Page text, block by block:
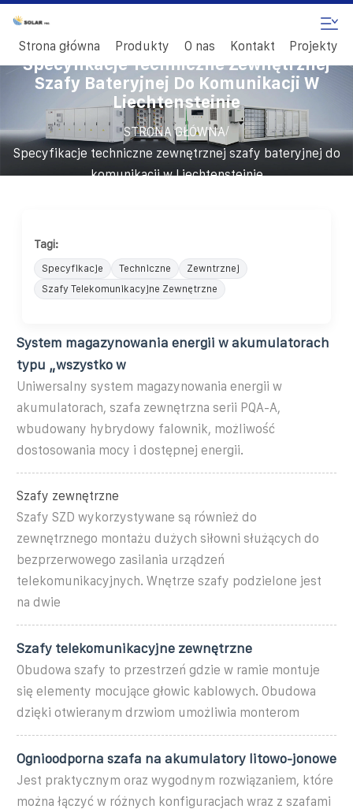
Strona główna Produkty O nas Kontakt Projekty
Specyfikacje Techniczne Zewnętrznej
Szafy Bateryjnej Do Komunikacji W
Liechtensteinie
STRONA GŁÓWNA/
Specyfikacje techniczne zewnętrznej szafy bateryjnej do
komunikacji w Liechtensteinie
Tagi:
Specyfikacje Techniczne
Zewntrznej
Szafy Telekomunikacyjne Zewnętrzne
System magazynowania energii w akumulatorach
typu „wszystko w
Uniwersalny system magazynowania energii w
akumulatorach, szafa zewnętrzna serii PQA-A,
wbudowany hybrydowy falownik, możliwość
dostosowania mocy i dostępnej energii.
Szafy zewnętrzne
Szafy SZD wykorzystywane są również do
zewnętrznego montażu dużych siłowni służących do
bezprzerwowego zasilania urządzeń
telekomunikacyjnych. Wnętrze szafy podzielone jest
na dwie
Szafy telekomunikacyjne zewnętrzne
Obudowa szafy to przestrzeń gdzie w ramie montuje
się elementy mocujące głowic kablowych. Obudowa
dzięki otwieranym drzwiom umożliwia monterom
Ognioodporna szafa na akumulatory litowo-jonowe
Jest praktycznym oraz wygodnym rozwiązaniem, które
można łączyć w różnych konfiguracjach wraz z szafami